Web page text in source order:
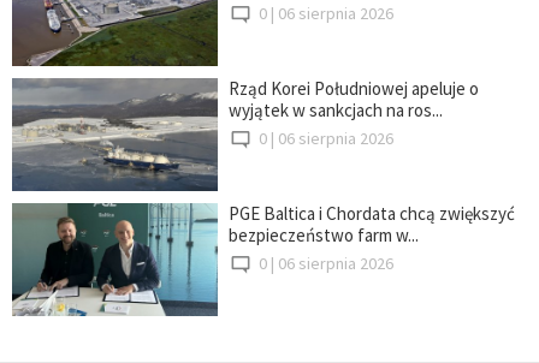
0 | 06 sierpnia 2026
Rząd Korei Południowej apeluje o
wyjątek w sankcjach na ros...
0 | 06 sierpnia 2026
PGE Baltica i Chordata chcą zwiększyć
bezpieczeństwo farm w...
0 | 06 sierpnia 2026